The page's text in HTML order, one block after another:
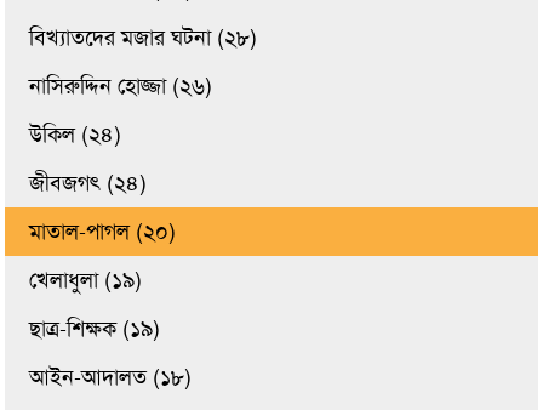
বিখ্যাতদের মজার ঘটনা (২৮)
নাসিরুদ্দিন হোজ্জা (২৬)
উকিল (২৪)
জীবজগৎ (২৪)
মাতাল-পাগল (২০)
খেলাধুলা (১৯)
ছাত্র-শিক্ষক (১৯)
আইন-আদালত (১৮)